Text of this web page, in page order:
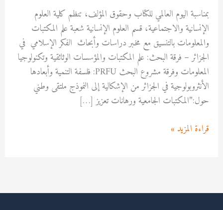
بمناسبة اليوم العالمي للكتاب وحقوق المؤلف، تنظم كلية العلوم
الإنسانية والاجتماعية، قسم العلوم الإنسانية شعبة علم المكتبات
والمعلومات بالتنسيق مع مخبر دراسات وأبحاث الفكر الإسلامي في
الجزائر – فرقة البحث: علم المكتبات والمؤسسات الوثائقية وتكنولوجيا
المعلومات وفرقة مشروع البحث PRFU: فلسفة التنمية وأبعادها
الأنثروبولوجية في الجزائر من الإشكالية إلى النموذج ملتقى وطني
حول:”المكتبات الجامعية ورهانات تعزيز […]
قراءة المزيد »